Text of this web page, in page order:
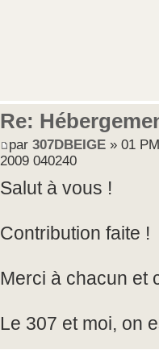
Re:
par307DBEIGE » 01
2009 040240
Salut à vous !
Contribution faite !
Merci à chacun et
Le 307 et moi, on